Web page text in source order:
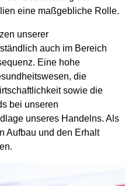
eine maßgebliche Rolle.
unserer
auch im Bereich
Eine hohe
die
sowie die
bei unseren
unseres Handelns. Als
Aufbau und den Erhalt